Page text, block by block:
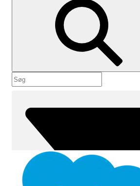
Vis indholdsfortegnelse
Indhold